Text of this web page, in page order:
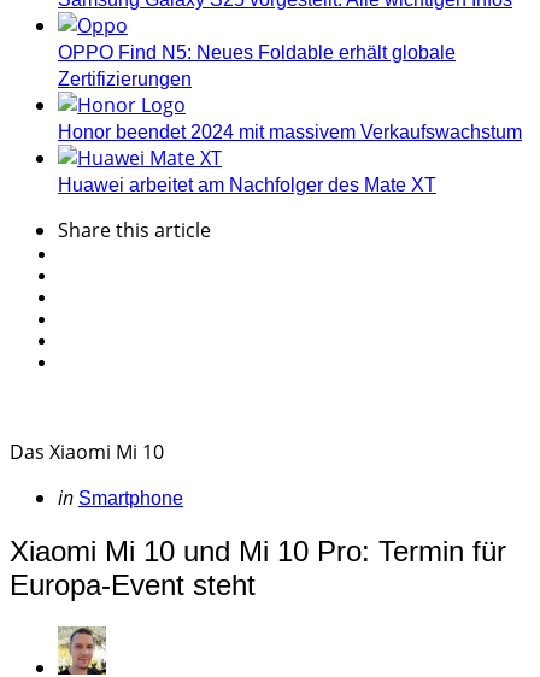
OPPO Find N5: Neues Foldable erhält globale
Zertifizierungen
Honor beendet 2024 mit massivem Verkaufswachstum
Huawei arbeitet am Nachfolger des Mate XT
Sharethis article
Das Xiaomi Mi 10
Categories
Posted
in Smartphone
Xiaomi Mi 10 und Mi 10 Pro: Termin für
Europa-Event steht